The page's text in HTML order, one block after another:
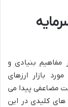
مفاهیم بنیادی و
بازار ارزهای
مضاعفی پیدا می
های کلیدی در این